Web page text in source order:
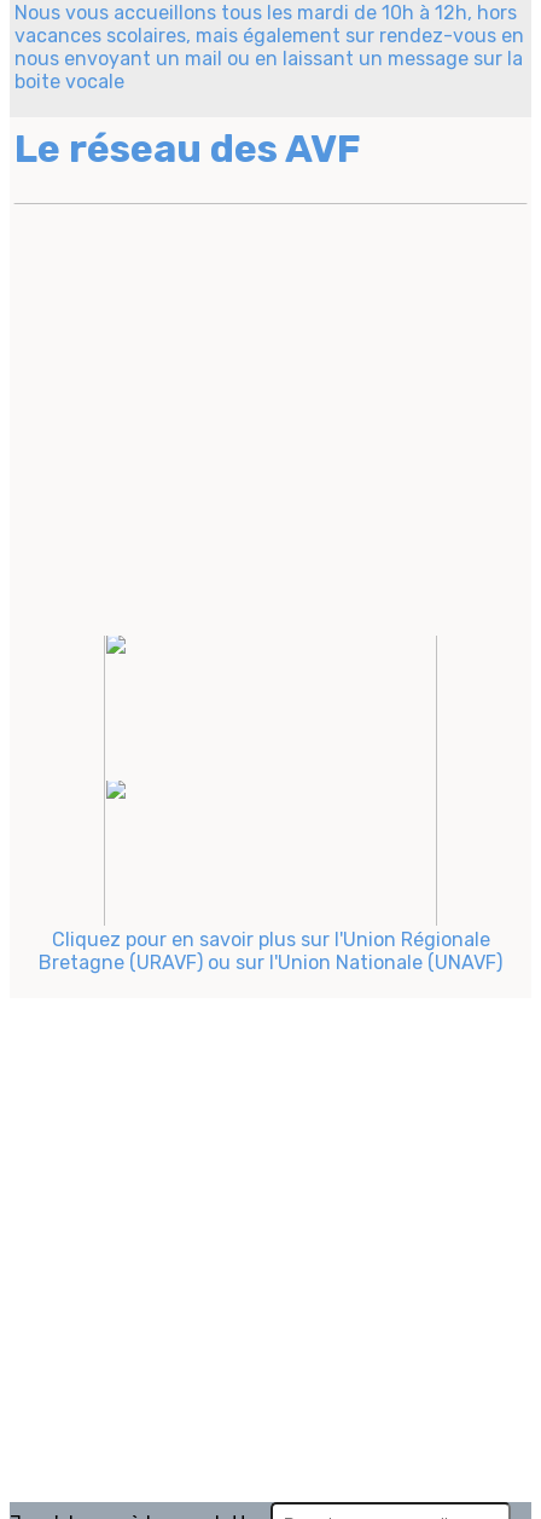
Nous vous accueillons tous les mardi de 10h à 12h, hors
vacances scolaires, mais également sur rendez-vous en
nous envoyant un mail ou en laissant un message sur la
boite vocale
Le réseau des AVF
Cliquez pour en savoir plus sur l'Union Régionale
Bretagne (URAVF) ou sur l'Union Nationale (UNAVF)